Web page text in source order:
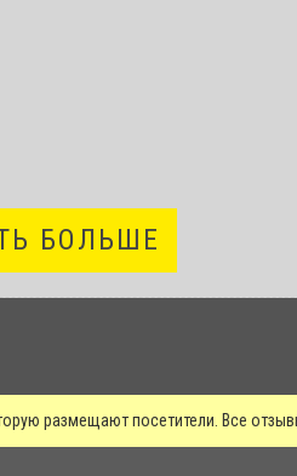
БОЛЬШЕ
размещают посетители. Все